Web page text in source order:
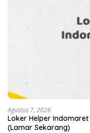
Agustus 7, 2026
Loker Helper
(Lamar Sekarang)